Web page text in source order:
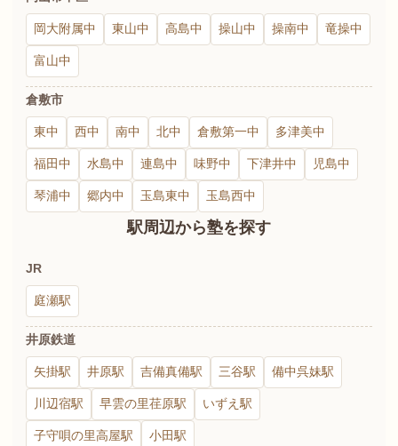
岡大附属中 東山中 高島中 操山中 操南中 竜操中
富山中
倉敷市
東中 西中 南中 北中 倉敷第一中 多津美中
福田中 水島中 連島中 味野中 下津井中 児島中
琴浦中 郷内中 玉島東中 玉島西中
駅周辺から塾を探す
JR
庭瀬駅
井原鉄道
矢掛駅 井原駅 吉備真備駅 三谷駅 備中呉妹駅
川辺宿駅 早雲の里荏原駅 いずえ駅
子守唄の里高屋駅 小田駅